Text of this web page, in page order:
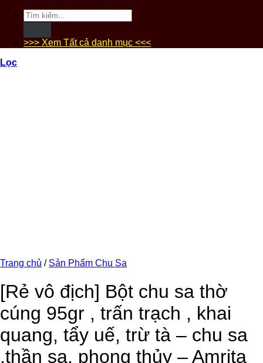
Tìm
kiếm:
>>> Xem Tất cả danh mục <<<
Lọc
Trang chủ / Sản Phẩm Chu Sa
[Rẻ vô địch] Bột chu sa thờ
cúng 95gr , trấn trạch , khai
quang, tẩy uế, trừ tà – chu sa
,thần sa, phong thủy – Amrita